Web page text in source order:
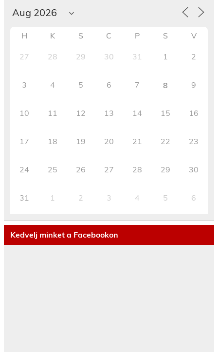
H K S C P S V
27 28 29 30 31 1 2
3 4 5 6 7 8 9
10 11 12 13 14 15 16
17 18 19 20 21 22 23
24 25 26 27 28 29 30
31 1 2 3 4 5 6
Kedvelj minket a Facebookon